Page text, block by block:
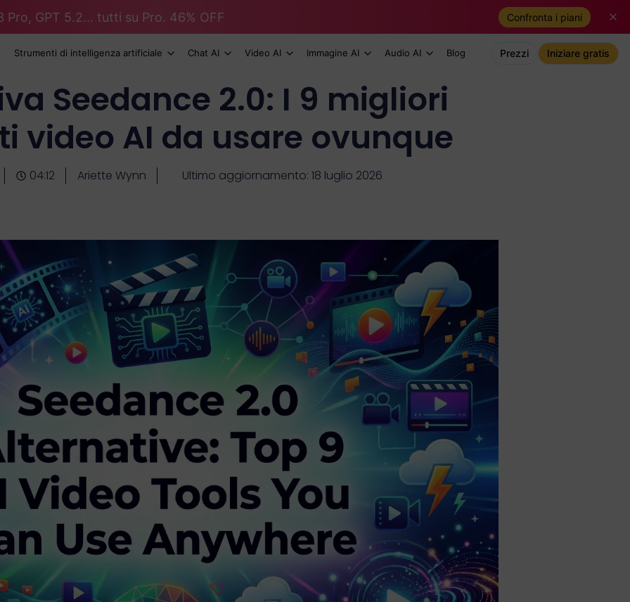
Pro, GPT 5.2... tutti su Pro. 46% OFF Confronta i piani
Strumenti di intelligenza artificiale Chat AI Video AI Immagine AI Audio AI Blog Prezzi Iniziare gratis
Seedance 2.0: I 9 migliori
video AI da usare ovunque
04:12 Ariette Wynn Ultimo aggiornamento: 18 luglio 2026